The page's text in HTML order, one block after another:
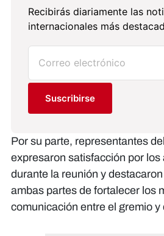
Recibirás diariamente las
internacionales más
Suscribirse
Por su parte, representantes
expresaron satisfacción por
durante la reunión y
ambas partes de fortalecer los
comunicación entre el gremio y